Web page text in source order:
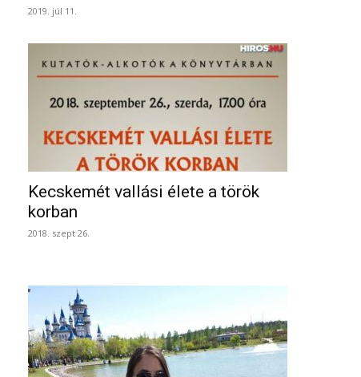
2019. júl 11.
Kecskemét vallási élete a török
korban
2018. szept 26.